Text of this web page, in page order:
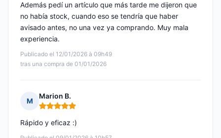
Publicado el 12/01/2026 à 09h49
tras una compra de 01/01/2026
Además pedí un artículo que más tarde me dijeron que
no había stock, cuando eso se tendría que haber
avisado antes, no una vez ya comprando. Muy mala
experiencia.
M
Marion B.
Nota: 5 de 5
Rápido y eficaz :)